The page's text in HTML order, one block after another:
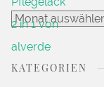
Artikel
Archiv
KATEGORIEN